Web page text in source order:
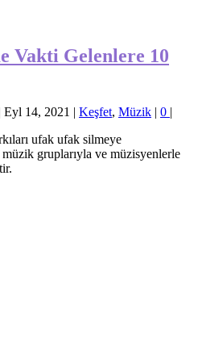
Vakti Gelenlere 10
Eyl 14, 2021 | Keşfet, Müzik | 0 |
ufak ufak silmeye
müzik gruplarıyla ve müzisyenlerle